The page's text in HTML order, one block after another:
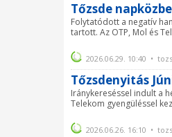
Tőzsde
Folytatódott a negatív
tartott. Az OTP, Mol és
2026.06.29. 10:40 •
Tőzsdenyitás
Iránykereséssel indult a
Telekom gyengüléssel
2026.06.26. 16:10 •